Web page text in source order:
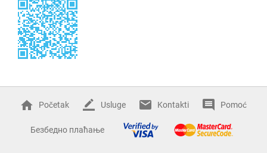
Početak Usluge Kontakti Pomoć
Безбедно плаћање